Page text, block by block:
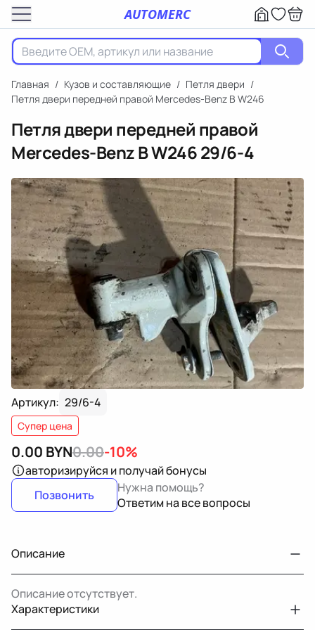
AUTOMERC
Главная / Кузов и составляющие / Петля двери /
Петля двери передней правой Mercedes-Benz B W246
Петля двери передней правой
Mercedes-Benz B W24629/6-4
Артикул: 29/6-4
Супер цена
0.00 BYN0.00-10%
авторизируйся и получай бонусы
Позвонить
Нужна помощь?
Ответим на все вопросы
Описание
Описание отсутствует.
Характеристики